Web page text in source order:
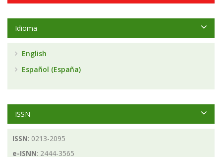
Idioma
English
Español (España)
ISSN
ISSN: 0213-2095
e-ISNN: 2444-3565